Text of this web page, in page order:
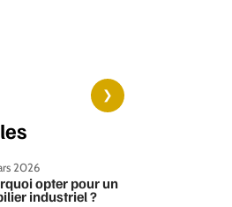
2026
opter pour un
industriel ?